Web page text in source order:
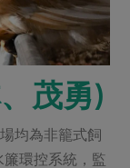
茂勇)
均為非籠式飼
環控系統，監